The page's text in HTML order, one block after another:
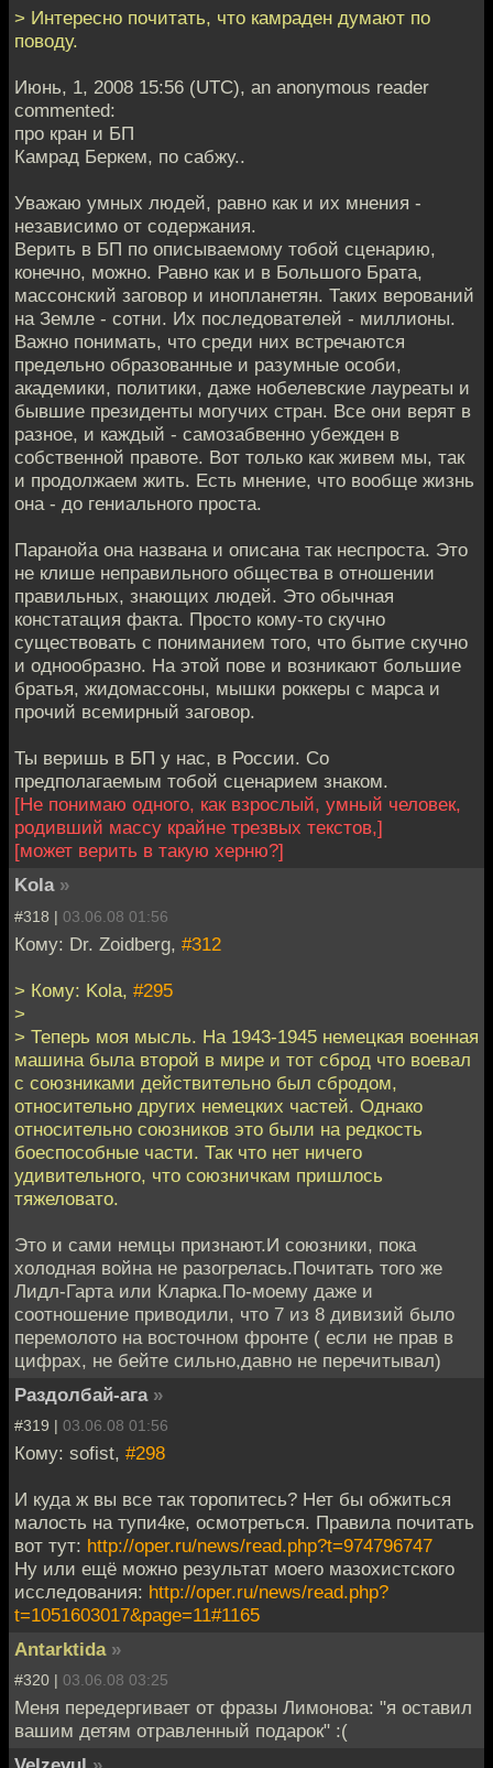
> Интересно почитать, что камраден думают по
поводу.
Июнь, 1, 2008 15:56 (UTC), an anonymous reader
commented:
про кран и БП
Камрад Беркем, по сабжу..
Уважаю умных людей, равно как и их мнения -
независимо от содержания.
Верить в БП по описываемому тобой сценарию,
конечно, можно. Равно как и в Большого Брата,
массонский заговор и инопланетян. Таких верований
на Земле - сотни. Их последователей - миллионы.
Важно понимать, что среди них встречаются
предельно образованные и разумные особи,
академики, политики, даже нобелевские лауреаты и
бывшие президенты могучих стран. Все они верят в
разное, и каждый - самозабвенно убежден в
собственной правоте. Вот только как живем мы, так
и продолжаем жить. Есть мнение, что вообще жизнь
она - до гениального проста.
Паранойа она названа и описана так неспроста. Это
не клише неправильного общества в отношении
правильных, знающих людей. Это обычная
констатация факта. Просто кому-то скучно
существовать с пониманием того, что бытие скучно
и однообразно. На этой пове и возникают большие
братья, жидомассоны, мышки роккеры с марса и
прочий всемирный заговор.
Ты веришь в БП у нас, в России. Со
предполагаемым тобой сценарием знаком.
[Не понимаю одного, как взрослый, умный человек,
родивший массу крайне трезвых текстов,]
[может верить в такую херню?]
Kola »
#318 | 03.06.08 01:56
Кому: Dr. Zoidberg, #312
> Кому: Kola, #295
>
> Теперь моя мысль. На 1943-1945 немецкая военная
машина была второй в мире и тот сброд что воевал
с союзниками действительно был сбродом,
относительно других немецких частей. Однако
относительно союзников это были на редкость
боеспособные части. Так что нет ничего
удивительного, что союзничкам пришлось
тяжеловато.
Это и сами немцы признают.И союзники, пока
холодная война не разогрелась.Почитать того же
Лидл-Гарта или Кларка.По-моему даже и
соотношение приводили, что 7 из 8 дивизий было
перемолото на восточном фронте ( если не прав в
цифрах, не бейте сильно,давно не перечитывал)
Раздолбай-ага »
#319 | 03.06.08 01:56
Кому: sofist, #298
И куда ж вы все так торопитесь? Нет бы обжиться
малость на тупи4ке, осмотреться. Правила почитать
вот тут: http://oper.ru/news/read.php?t=974796747
Ну или ещё можно результат моего мазохистского
исследования: http://oper.ru/news/read.php?
t=1051603017&page=11#1165
Antarktida »
#320 | 03.06.08 03:25
Меня передергивает от фразы Лимонова: "я оставил
вашим детям отравленный подарок" :(